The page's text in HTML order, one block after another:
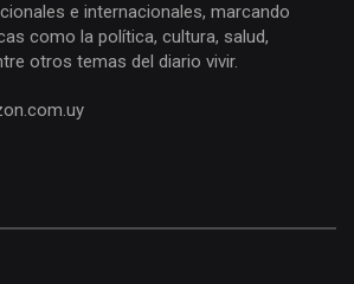
e internacionales, marcando
como la política, cultura, salud,
otros temas del diario vivir.